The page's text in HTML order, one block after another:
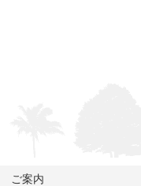
ご案内